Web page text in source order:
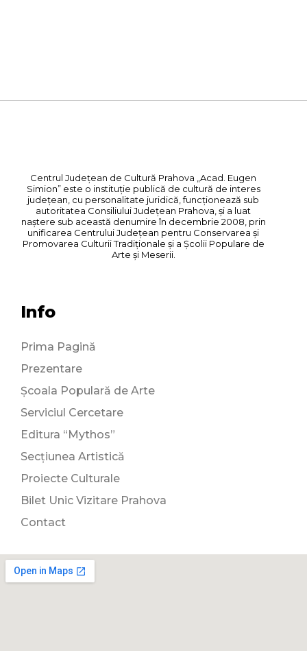
Centrul Judeţean de Cultură Prahova „Acad. Eugen
Simion” este o instituţie publică de cultură de interes
județean, cu personalitate juridică, funcționează sub
autoritatea Consiliului Judeţean Prahova, și a luat
naștere sub această denumire în decembrie 2008, prin
unificarea Centrului Județean pentru Conservarea și
Promovarea Culturii Tradiționale și a Școlii Populare de
Arte și Meserii.
Info
Prima Pagină
Prezentare
Școala Populară de Arte
Serviciul Cercetare
Editura “Mythos”
Secțiunea Artistică
Proiecte Culturale
Bilet Unic Vizitare Prahova
Contact